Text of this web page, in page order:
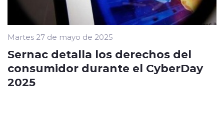
Martes 27 de mayo de 2025
Sernac detalla los derechos del
consumidor durante el CyberDay
2025